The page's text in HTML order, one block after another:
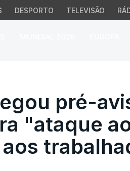
DESPORTO TELEVISÃO
pré-
pré-
"ataque